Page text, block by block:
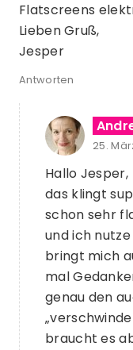
Flatscreens
Lieben Gruß,
Jesper
Antworten
25.
Hallo Jesper,
das klingt
schon sehr
und ich
bringt mich
mal
genau den
braucht es